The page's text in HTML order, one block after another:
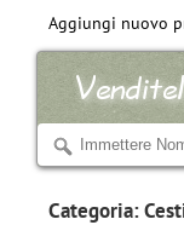
Aggiungi nuovo
Categoria: